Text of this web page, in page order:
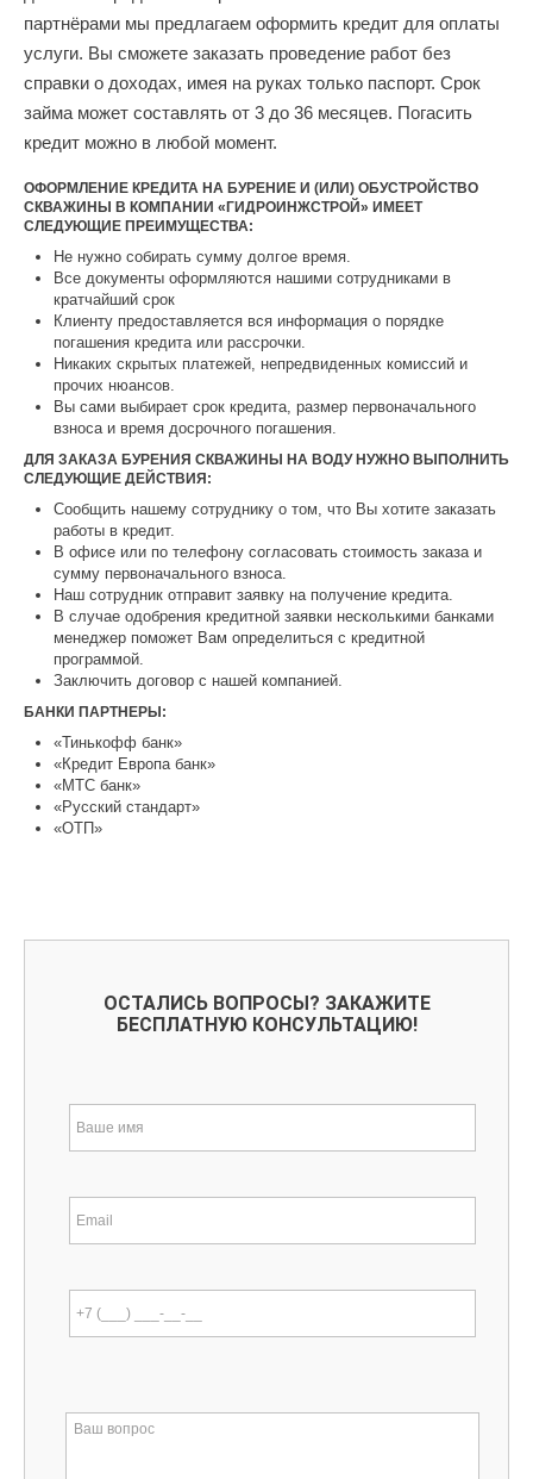
партнёрами мы предлагаем оформить кредит для оплаты
услуги. Вы сможете заказать проведение работ без
справки о доходах, имея на руках только паспорт. Срок
займа может составлять от 3 до 36 месяцев. Погасить
кредит можно в любой момент.
ОФОРМЛЕНИЕ КРЕДИТА НА БУРЕНИЕ И (ИЛИ) ОБУСТРОЙСТВО
СКВАЖИНЫ В КОМПАНИИ «ГИДРОИНЖСТРОЙ» ИМЕЕТ
СЛЕДУЮЩИЕ ПРЕИМУЩЕСТВА:
Не нужно собирать сумму долгое время.
Все документы оформляются нашими сотрудниками в
кратчайший срок
Клиенту предоставляется вся информация о порядке
погашения кредита или рассрочки.
Никаких скрытых платежей, непредвиденных комиссий и
прочих нюансов.
Вы сами выбирает срок кредита, размер первоначального
взноса и время досрочного погашения.
ДЛЯ ЗАКАЗА БУРЕНИЯ СКВАЖИНЫ НА ВОДУ НУЖНО ВЫПОЛНИТЬ
СЛЕДУЮЩИЕ ДЕЙСТВИЯ:
Сообщить нашему сотруднику о том, что Вы хотите заказать
работы в кредит.
В офисе или по телефону согласовать стоимость заказа и
сумму первоначального взноса.
Наш сотрудник отправит заявку на получение кредита.
В случае одобрения кредитной заявки несколькими банками
менеджер поможет Вам определиться с кредитной
программой.
Заключить договор с нашей компанией.
БАНКИ ПАРТНЕРЫ:
«Тинькофф банк»
«Кредит Европа банк»
«МТС банк»
«Русский стандарт»
«ОТП»
ОСТАЛИСЬ ВОПРОСЫ? ЗАКАЖИТЕ
БЕСПЛАТНУЮ КОНСУЛЬТАЦИЮ!